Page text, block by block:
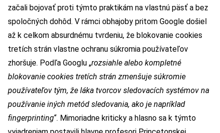
začali bojovať proti týmto praktikám na vlastnú päsť a bez
spoločných dohôd. V rámci obhajoby pritom Google došiel
až k celkom absurdnému tvrdeniu, že blokovanie cookies
tretích strán vlastne ochranu súkromia používateľov
zhoršuje. Podľa Googlu „rozsiahle alebo kompletné
blokovanie cookies tretích strán zmenšuje súkromie
používateľov tým, že láka tvorcov sledovacích systémov na
používanie iných metód sledovania, ako je napríklad
fingerprinting“. Mimoriadne kriticky a hlasno sa k týmto